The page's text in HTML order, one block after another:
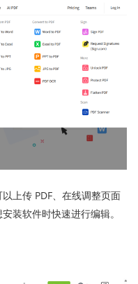
上传 PDF、在线调整页面
装软件时快速进行编辑。